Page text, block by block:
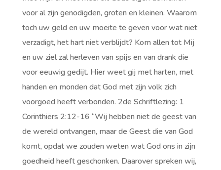
voor al zijn genodigden, groten en kleinen. Waarom
toch uw geld en uw moeite te geven voor wat niet
verzadigt, het hart niet verblijdt? Kom allen tot Mij
en uw ziel zal herleven van spijs en van drank die
voor eeuwig gedijt. Hier weet gij met harten, met
handen en monden dat God met zijn volk zich
voorgoed heeft verbonden. 2de Schriftlezing: 1
Corinthiërs 2:12-16 “Wij hebben niet de geest van
de wereld ontvangen, maar de Geest die van God
komt, opdat we zouden weten wat God ons in zijn
goedheid heeft geschonken. Daarover spreken wij,